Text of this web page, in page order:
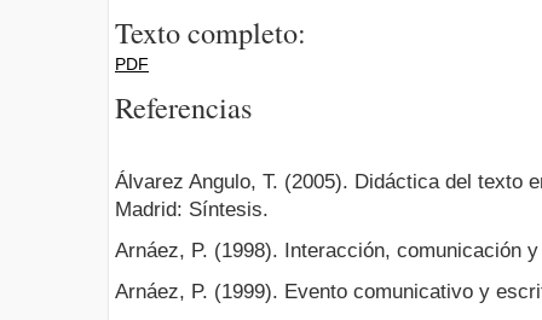
Texto completo:
PDF
Referencias
Álvarez Angulo, T. (2005). Didáctica del texto
Madrid: Síntesis.
Arnáez, P. (1998). Interacción, comunicación
Arnáez, P. (1999). Evento comunicativo y